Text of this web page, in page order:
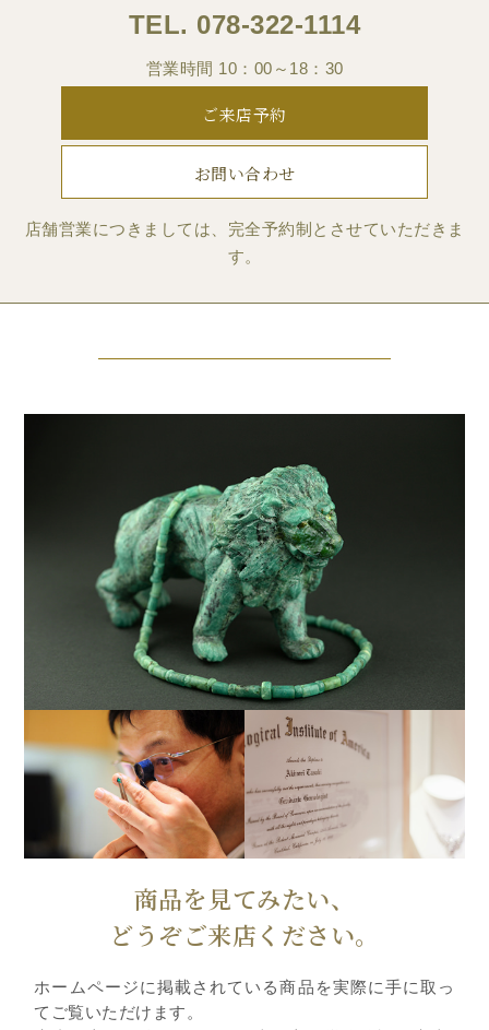
TEL. 078-322-1114
営業時間 10：00～18：30
ご来店予約
お問い合わせ
店舗営業につきましては、完全予約制とさせていただきま
す。
商品を見てみたい、
どうぞご来店ください。
ホームページに掲載されている商品を実際に手に取っ
てご覧いただけます。